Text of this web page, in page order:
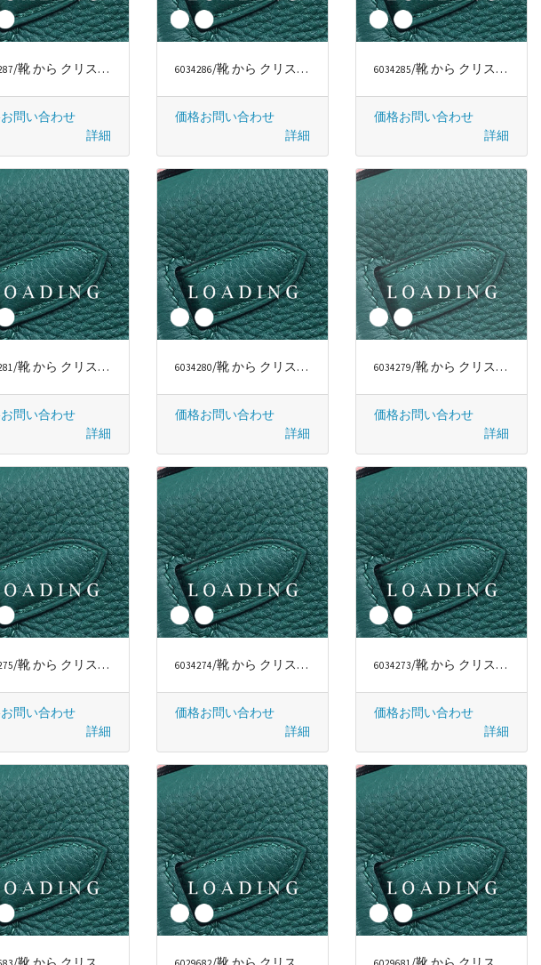
/靴 から クリスチャンルブタン/CHRISTIAN LOUBOUTIN
問い合わせ
詳細
6034286/靴 から クリスチャンルブタン/CHRISTIAN LOUBOUTIN
価格お問い合わせ
詳細
6034285/靴 から クリスチャンルブタン/CHRISTIAN LOUBOUTIN
価格お問い合わせ
詳細
/靴 から クリスチャンルブタン/CHRISTIAN LOUBOUTIN
問い合わせ
詳細
6034280/靴 から クリスチャンルブタン/CHRISTIAN LOUBOUTIN
価格お問い合わせ
詳細
6034279/靴 から クリスチャンルブタン/CHRISTIAN LOUBOUTIN
価格お問い合わせ
詳細
/靴 から クリスチャンルブタン/CHRISTIAN LOUBOUTIN
問い合わせ
詳細
6034274/靴 から クリスチャンルブタン/CHRISTIAN LOUBOUTIN
価格お問い合わせ
詳細
6034273/靴 から クリスチャンルブタン/CHRISTIAN LOUBOUTIN
価格お問い合わせ
詳細